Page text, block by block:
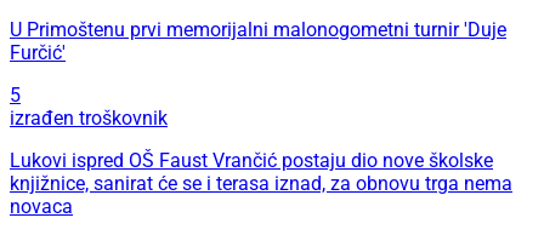
U Primoštenu prvi memorijalni malonogometni turnir 'Duje
Furčić'
5
izrađen troškovnik
Lukovi ispred OŠ Faust Vrančić postaju dio nove školske
knjižnice, sanirat će se i terasa iznad, za obnovu trga nema
novaca